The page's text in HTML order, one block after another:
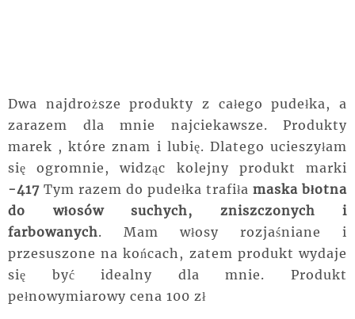
Dwa najdroższe produkty z całego pudełka, a
zarazem dla mnie najciekawsze. Produkty
marek , które znam i lubię. Dlatego ucieszyłam
się ogromnie, widząc kolejny produkt marki
-417 Tym razem do pudełka trafiła maska błotna
do włosów suchych, zniszczonych i
farbowanych. Mam włosy rozjaśniane i
przesuszone na końcach, zatem produkt wydaje
się być idealny dla mnie. Produkt
pełnowymiarowy cena 100 zł